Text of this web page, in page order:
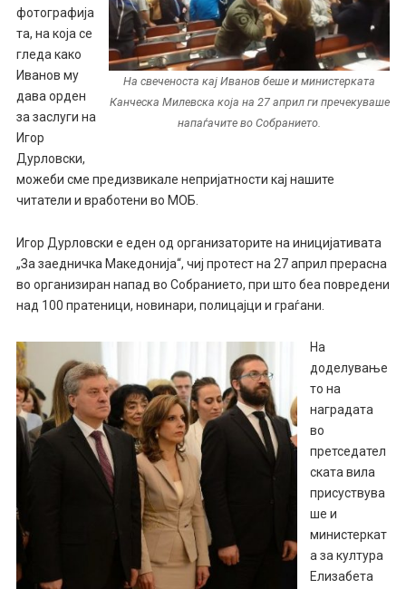
На свеченоста кај Иванов беше и министерката
Канческа Милевска која на 27 април ги пречекуваше
напаѓачите во Собранието.
фотографија
та, на која се
гледа како
Иванов му
дава орден
за заслуги на
Игор
Дурловски,
можеби сме предизвикале непријатности кај нашите
читатели и вработени во МОБ.
Игор Дурловски е еден од организаторите на иницијативата
„За заедничка Македонија“, чиј протест на 27 април прерасна
во организиран напад во Собранието, при што беа повредени
над 100 пратеници, новинари, полицајци и граѓани.
На
доделување
то на
наградата
во
претседател
ската вила
присуствува
ше и
министеркат
а за култура
Елизабета